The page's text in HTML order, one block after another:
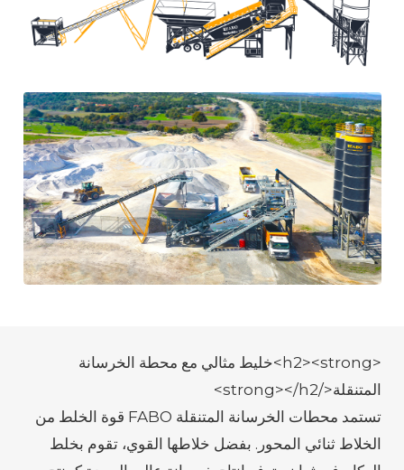
<h2><strong>خليط مثالي مع محطة الخرسانة
المتنقلة</strong></h2>
تستمد محطات الخرسانة المتنقلة FABO قوة الخلط من
الخلاط ثنائي المحور. بفضل خلاطها القوي، تقوم بخلط